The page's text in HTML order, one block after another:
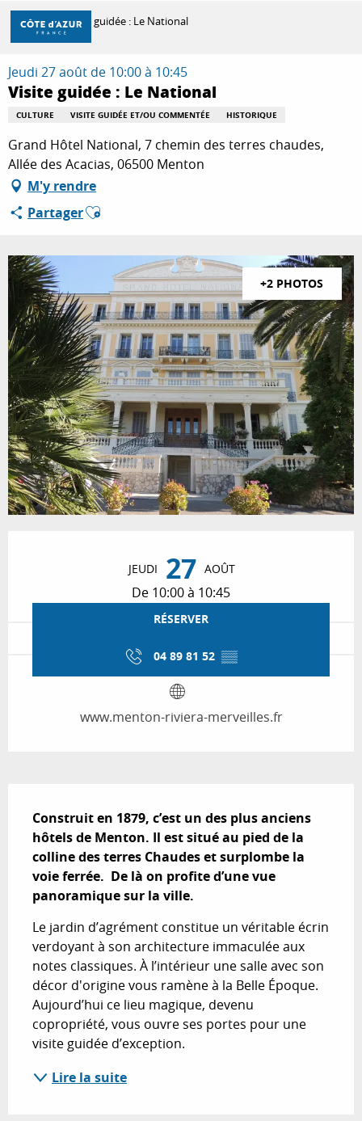
Aller
contenu
principal
DÉCOUVRIR
À FAIRE
SÉJOURNER
Accueil Visite guidée : Le National
Jeudi 27 août de 10:00 à 10:45
Visite guidée : Le National
CULTURE VISITE GUIDÉE ET/OU COMMENTÉE HISTORIQUE
Grand Hôtel National, 7 chemin des terres chaudes,
Allée des Acacias, 06500 Menton
M'y rendre
PartagerAjouter aux favoris
+2 PHOTOS
JEUDI 27 AOÛT
De 10:00 à 10:45
RÉSERVER
04 89 81 52 ▒▒
www.menton-riviera-merveilles.fr
Construit en 1879, c’est un des plus anciens
hôtels de Menton. Il est situé au pied de la
colline des terres Chaudes et surplombe la
voie ferrée.  De là on profite d’une vue
panoramique sur la ville.
Le jardin d’agrément constitue un véritable écrin
verdoyant à son architecture immaculée aux
notes classiques. À l’intérieur une salle avec son
décor d'origine vous ramène à la Belle Époque.
Aujourd’hui ce lieu magique, devenu
copropriété, vous ouvre ses portes pour une
visite guidée d’exception.
Lire la suite